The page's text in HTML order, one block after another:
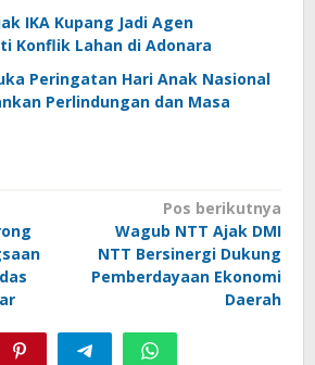
IKA Kupang Jadi Agen
Konflik Lahan di Adonara
Peringatan Hari Anak Nasional
Perlindungan dan Masa
Pos berikutnya
Wagub NTT Ajak DMI
NTT Bersinergi Dukung
Pemberdayaan Ekonomi
Daerah